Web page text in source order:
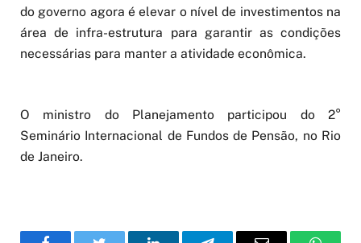
do governo agora é elevar o nível de investimentos na
área de infra-estrutura para garantir as condições
necessárias para manter a atividade econômica.
O ministro do Planejamento participou do 2°
Seminário Internacional de Fundos de Pensão, no Rio
de Janeiro.